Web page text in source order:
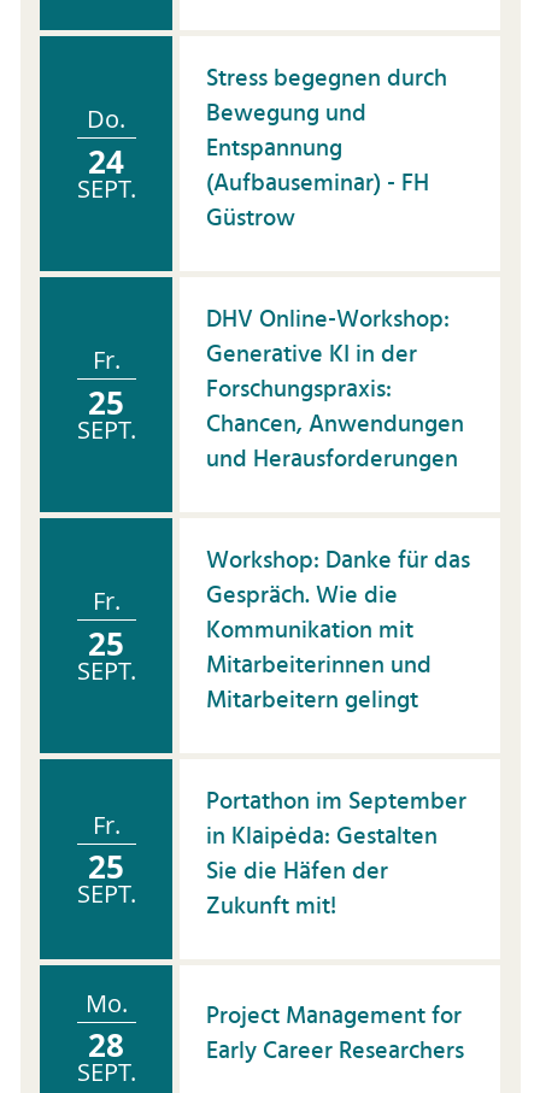
Do.
24
SEPT.
Stress begegnen durch
Bewegung und
Entspannung
(Aufbauseminar) - FH
Güstrow
Fr.
25
SEPT.
DHV Online-Workshop:
Generative KI in der
Forschungspraxis:
Chancen, Anwendungen
und Herausforderungen
Fr.
25
SEPT.
Workshop: Danke für das
Gespräch. Wie die
Kommunikation mit
Mitarbeiterinnen und
Mitarbeitern gelingt
Fr.
25
SEPT.
Portathon im September
in Klaipėda: Gestalten
Sie die Häfen der
Zukunft mit!
Mo.
28
SEPT.
Project Management for
Early Career Researchers